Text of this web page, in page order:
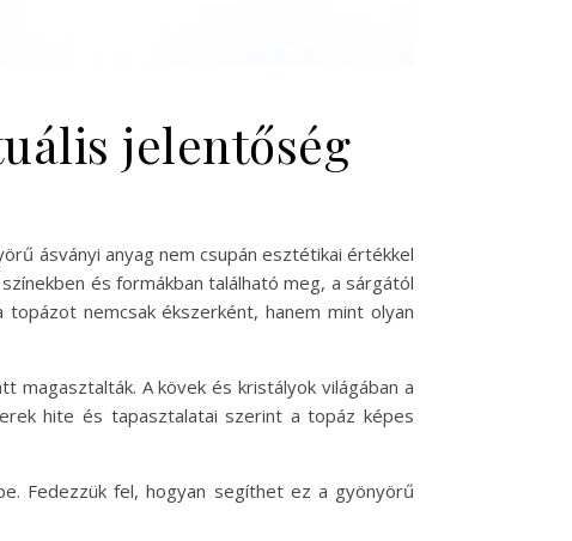
jelentőség
ásványi anyag nem csupán esztétikai értékkel
és formákban található meg, a sárgától
nemcsak ékszerként, hanem mint olyan
magasztalták. A kövek és kristályok világában a
hite és tapasztalatai szerint a topáz képes
Fedezzük fel, hogyan segíthet ez a gyönyörű